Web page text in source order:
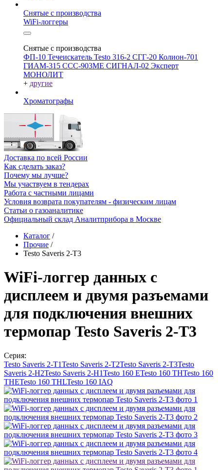
Снятые с производства
WiFi-логгеры
Снятые с производства
ФП-10 Течеискатель Testo 316-2 СГГ-20 Колион-701
ГИАМ-315 ССС-903МЕ СИГНАЛ-02 Эксперт
МОНОЛИТ
+ другие
Хроматографы
Доставка по всей России
Как сделать заказ?
Почему мы лучше?
Мы участвуем в тендерах
Работа с частными лицами
Условия возврата покупателям - физическим лицам
Статьи о газоаналитике
Официальный склад Аналитприбора в Москве
Каталог /
Прочие /
Testo Saveris 2-T3
WiFi-логгер данных с
дисплеем и двумя разъемами
для подключения внешних
термопар Testo Saveris 2-T3
Серия:
Testo Saveris 2-T1Testo Saveris 2-T2Testo Saveris 2-T3Testo
Saveris 2-H2Testo Saveris 2-H1Testo 160 ETesto 160 THTesto 160
THETesto 160 THLTesto 160 IAQ